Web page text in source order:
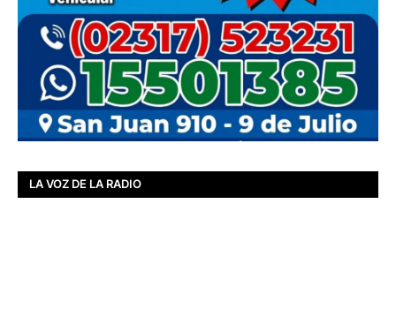
LA VOZ DE LA RADIO